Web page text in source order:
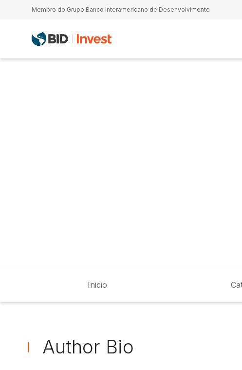
Passar para o conteúdo principal
Membro do Grupo Banco Interamericano de Desenvolvimento
Inicio
Author Bio